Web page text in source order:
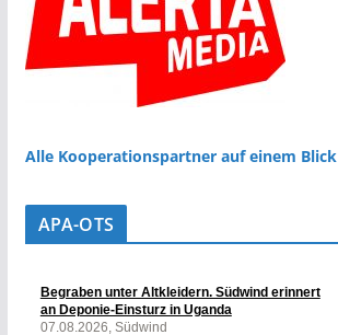
Alle Kooperationspartner auf einem Blick
APA-OTS